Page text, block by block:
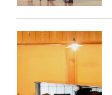
演奏依頼